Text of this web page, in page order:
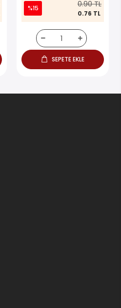
%15 0.90 TL
0.76 TL
SEPETE EKLE